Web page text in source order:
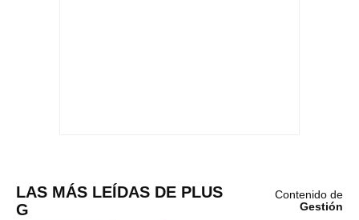
LAS MÁS LEÍDAS DE PLUS
G
Contenido de
Gestión